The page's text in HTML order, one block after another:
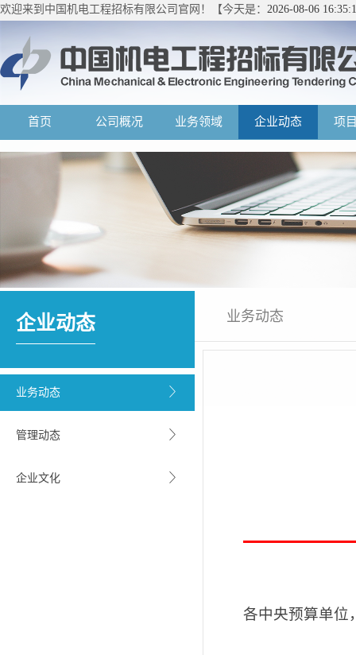
欢迎来到中国机电工程招标有限公司官网！【今天是： 2026-08-06
首页 公司概况 业务领域 企业动态 项
企业动态
业务动态
管理动态
企业文化
业务动态
各中央预算单位